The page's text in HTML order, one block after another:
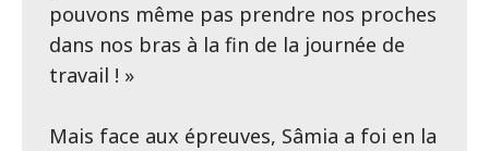
pouvons même pas prendre nos proches
dans nos bras à la fin de la journée de
travail ! »
Mais face aux épreuves, Sâmia a foi en la